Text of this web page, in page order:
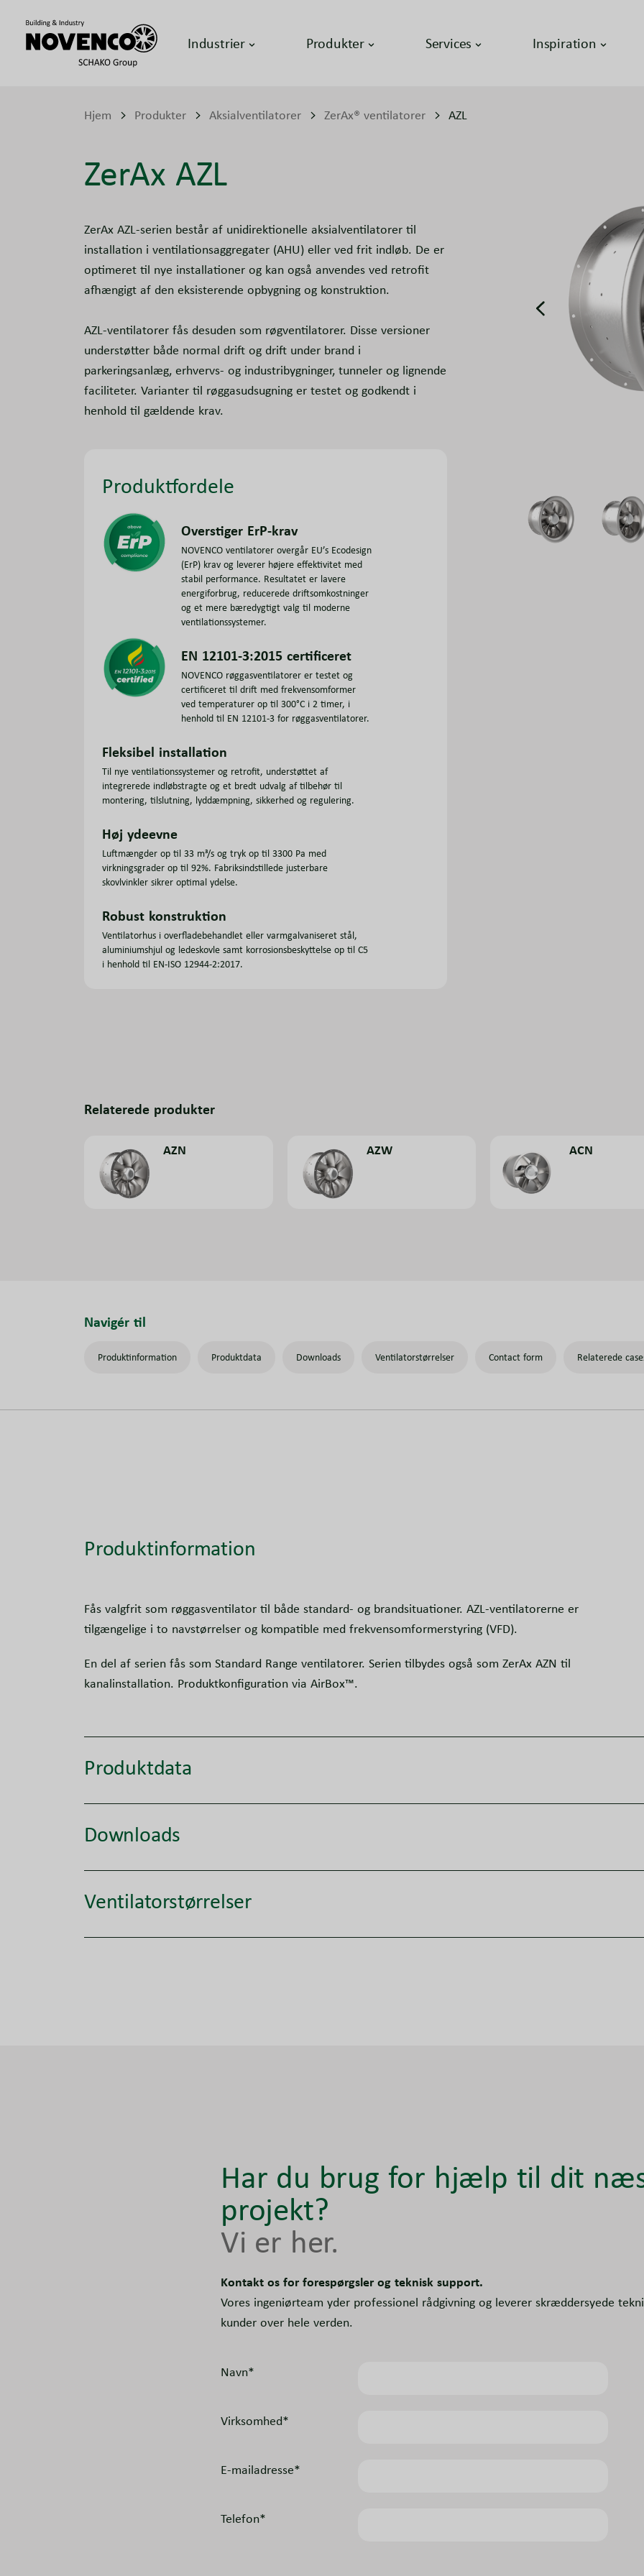
Industrier Produkter Services Inspiration
Hjem Produkter Aksialventilatorer ZerAx® ventilatorer AZL
ZerAx AZL
ZerAx AZL-serien består af unidirektionelle aksialventilatorer til
installation i ventilationsaggregater (AHU) eller ved frit indløb. De er
optimeret til nye installationer og kan også anvendes ved retrofit
afhængigt af den eksisterende opbygning og konstruktion.
AZL-ventilatorer fås desuden som røgventilatorer. Disse versioner
understøtter både normal drift og drift under brand i
parkeringsanlæg, erhvervs- og industribygninger, tunneler og lignende
faciliteter. Varianter til røggasudsugning er testet og godkendt i
henhold til gældende krav.
Produktfordele
Overstiger ErP-krav
NOVENCO ventilatorer overgår EU’s Ecodesign
(ErP) krav og leverer højere effektivitet med
stabil performance. Resultatet er lavere
energiforbrug, reducerede driftsomkostninger
og et mere bæredygtigt valg til moderne
ventilationssystemer.
EN 12101-3:2015 certificeret
NOVENCO røggasventilatorer er testet og
certificeret til drift med frekvensomformer
ved temperaturer op til 300°C i 2 timer, i
henhold til EN 12101-3 for røggasventilatorer.
Fleksibel installation
Til nye ventilationssystemer og retrofit, understøttet af
integrerede indløbstragte og et bredt udvalg af tilbehør til
montering, tilslutning, lyddæmpning, sikkerhed og regulering.
Høj ydeevne
Luftmængder op til 33 m³/s og tryk op til 3300 Pa med
virkningsgrader op til 92%. Fabriksindstillede justerbare
skovlvinkler sikrer optimal ydelse.
Robust konstruktion
Ventilatorhus i overfladebehandlet eller varmgalvaniseret stål,
aluminiumshjul og ledeskovle samt korrosionsbeskyttelse op til C5
i henhold til EN-ISO 12944-2:2017.
Relaterede produkter
AZN AZW ACN
Navigér til
Produktinformation Produktdata Downloads Ventilatorstørrelser Contact form Relaterede
Produktinformation
Fås valgfrit som røggasventilator til både standard- og brandsituationer. AZL-ventilatorerne er
tilgængelige i to navstørrelser og kompatible med frekvensomformerstyring (VFD).
En del af serien fås som Standard Range ventilatorer. Serien tilbydes også som ZerAx AZN til
kanalinstallation. Produktkonfiguration via AirBox™.
Produktdata
Downloads
Ventilatorstørrelser
Har du brug for hjælp til dit
projekt?
Vi er her.
Kontakt os for forespørgsler og teknisk support.
Vores ingeniørteam yder professionel rådgivning og leverer skræddersyede
kunder over hele verden.
Navn*
Virksomhed*
E-mailadresse*
Telefon*